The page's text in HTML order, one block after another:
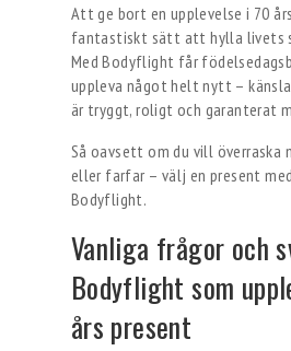
Att ge bort en upplevelse i 70
fantastiskt sätt att hylla livets
Med Bodyflight får
uppleva något helt nytt –
är tryggt, roligt och garanterat
Så oavsett om du vill överraska
eller farfar – välj en present
Bodyflight.
Vanliga frågor och
Bodyflight som
års present